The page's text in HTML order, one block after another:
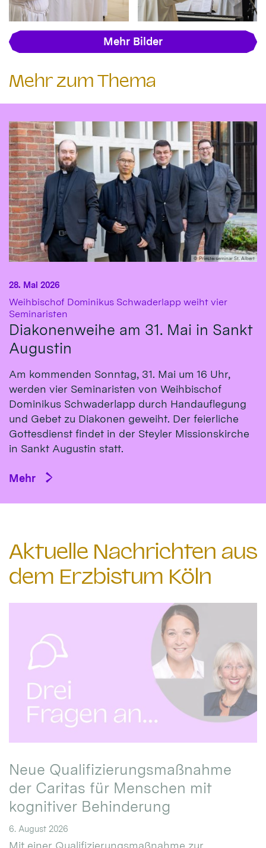
Mehr Bilder
Mehr zum Thema
© Priesterseminar St. Albert
Weihbischof Dominikus Schwaderlapp weiht vier
Seminaristen
Diakonenweihe am 31. Mai in Sankt
Augustin
28. Mai 2026
Am kommenden Sonntag, 31. Mai um 16 Uhr,
werden vier Seminaristen von Weihbischof
Dominikus Schwaderlapp durch Handauflegung
und Gebet zu Diakonen geweiht. Der feierliche
Gottesdienst findet in der Steyler Missionskirche
in Sankt Augustin statt.
Mehr
Aktuelle Nachrichten aus
dem Erzbistum Köln
Neue Qualifizierungsmaßnahme
der Caritas für Menschen mit
kognitiver Behinderung
6. August 2026
Mit einer Qualifizierungsmaßnahme zur